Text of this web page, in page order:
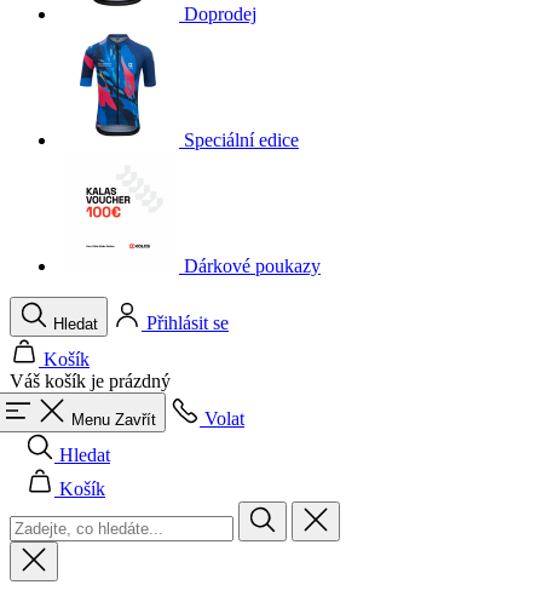
Doprodej
Speciální edice
Dárkové poukazy
Hledat
Přihlásit se
Košík
Váš košík je prázdný
Menu Zavřít
Volat
Hledat
Košík